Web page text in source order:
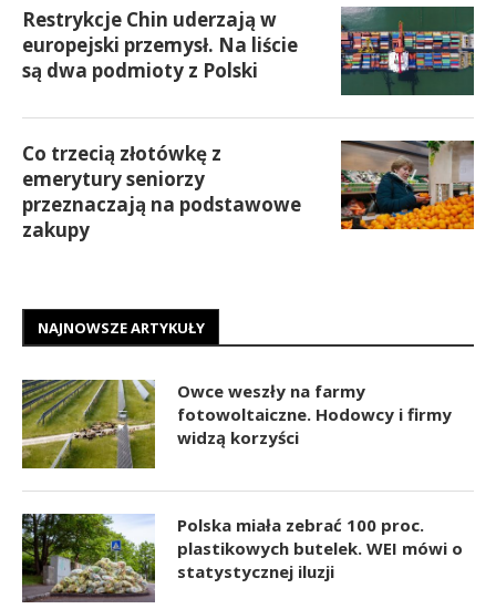
Restrykcje Chin uderzają w
europejski przemysł. Na liście
są dwa podmioty z Polski
Co trzecią złotówkę z
emerytury seniorzy
przeznaczają na podstawowe
zakupy
NAJNOWSZE ARTYKUŁY
Owce weszły na farmy
fotowoltaiczne. Hodowcy i firmy
widzą korzyści
Polska miała zebrać 100 proc.
plastikowych butelek. WEI mówi o
statystycznej iluzji